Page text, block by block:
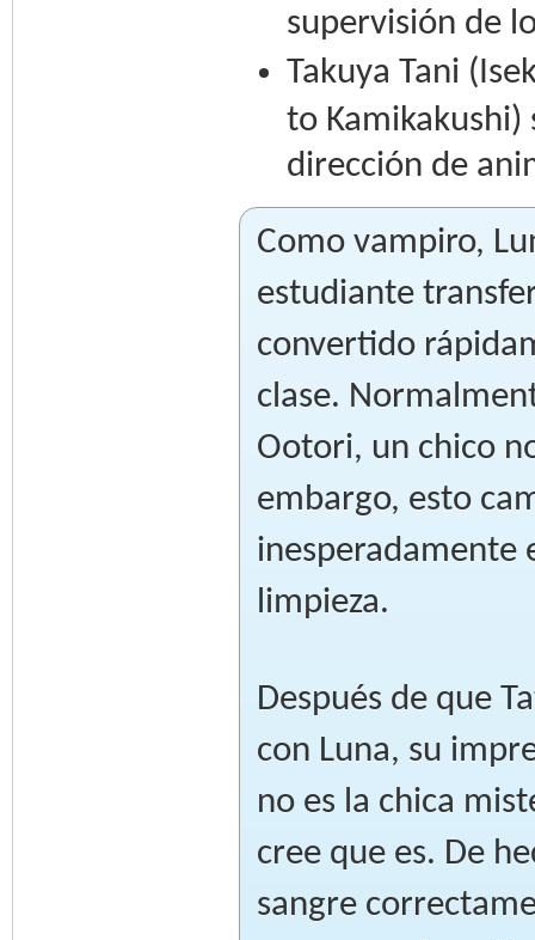
supervisión de
Takuya Tani
to Kamikakushi)
dirección de
Como vampiro,
estudiante
convertido
clase.
Ootori, un chico
embargo, esto
inesperadamente
limpieza.
Después de que
con Luna, su
no es la chica
cree que es. De
sangre